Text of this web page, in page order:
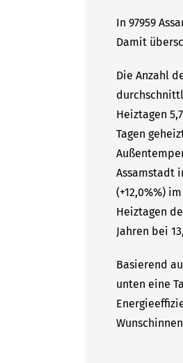
In 97959
Damit
Die Anzahl
Heiztagen
Tagen
Assamstadt
(+12,0%%)
Heiztagen
Jahren bei
Basierend
unten eine